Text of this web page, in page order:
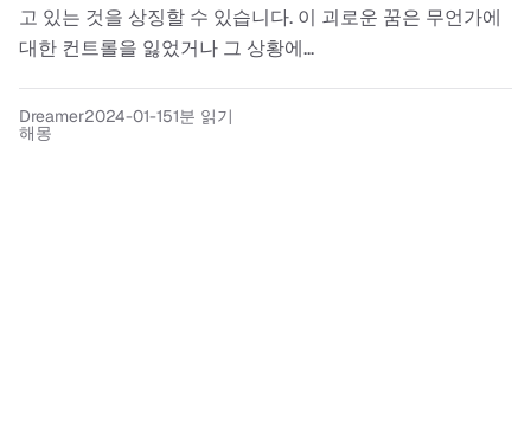
고 있는 것을 상징할 수 있습니다. 이 괴로운 꿈은 무언가에
대한 컨트롤을 잃었거나 그 상황에...
Dreamer2024-01-151분 읽기
해몽